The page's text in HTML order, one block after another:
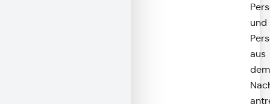
und
aus
dem